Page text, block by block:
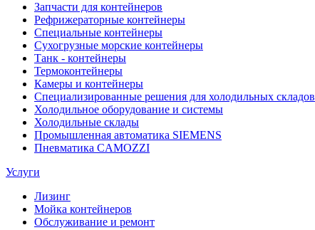
Запчасти для контейнеров
Рефрижераторные контейнеры
Специальные контейнеры
Сухогрузные морские контейнеры
Танк - контейнеры
Термоконтейнеры
Камеры и контейнеры
Специализированные решения для холодильных складов
Холодильное оборудование и системы
Холодильные склады
Промышленная автоматика SIEMENS
Пневматика CAMOZZI
Услуги
Лизинг
Мойка контейнеров
Обслуживание и ремонт